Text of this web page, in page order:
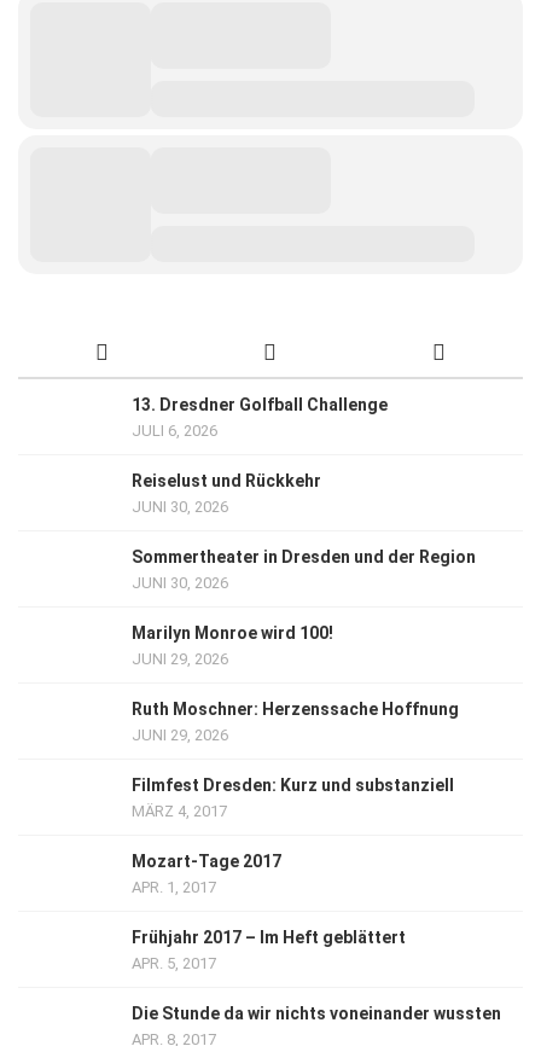
13. Dresdner Golfball Challenge
JULI 6, 2026
Reiselust und Rückkehr
JUNI 30, 2026
Sommertheater in Dresden und der Region
JUNI 30, 2026
Marilyn Monroe wird 100!
JUNI 29, 2026
Ruth Moschner: Herzenssache Hoffnung
JUNI 29, 2026
Filmfest Dresden: Kurz und substanziell
MÄRZ 4, 2017
Mozart-Tage 2017
APR. 1, 2017
Frühjahr 2017 – Im Heft geblättert
APR. 5, 2017
Die Stunde da wir nichts voneinander wussten
APR. 8, 2017